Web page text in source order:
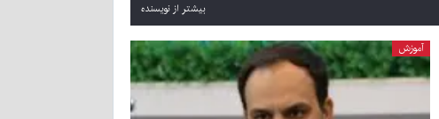
بیشتر از نویسنده
آموزش